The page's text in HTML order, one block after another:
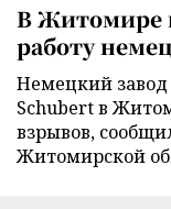
В Житомире
работу
Немецкий
Schubert в
взрывов,
Житомирской